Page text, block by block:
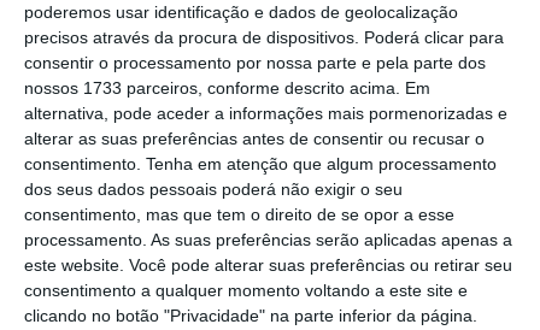
poderemos usar identificação e dados de geolocalização
precisos através da procura de dispositivos. Poderá clicar para
consentir o processamento por nossa parte e pela parte dos
nossos 1733 parceiros, conforme descrito acima. Em
alternativa, pode aceder a informações mais pormenorizadas e
alterar as suas preferências antes de consentir ou recusar o
consentimento. Tenha em atenção que algum processamento
dos seus dados pessoais poderá não exigir o seu
consentimento, mas que tem o direito de se opor a esse
processamento. As suas preferências serão aplicadas apenas a
este website. Você pode alterar suas preferências ou retirar seu
consentimento a qualquer momento voltando a este site e
clicando no botão "Privacidade" na parte inferior da página.
transferências bancárias.O fenómeno já não é
episódico. Tornou-se sistemático, com burlões
a profissionalizar redes de anúncios falsos que
replicam logótipos oficiais e criam perfis
credíveispara induzir confiança junto do
público menos informado.
O ex-presidente do Lloyds e do Credit Suisse,
António Horta Osório,alertouhá dias num